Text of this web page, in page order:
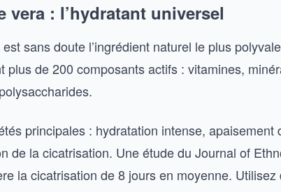
vera : l’hydratant universel
est sans doute l’ingrédient naturel le plus
plus de 200 composants actifs : vitamines,
principales : hydratation intense, apaisement
de la cicatrisation. Une étude du Journal of
la cicatrisation de 8 jours en moyenne. Utilisez